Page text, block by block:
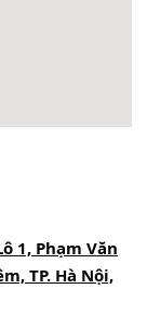
1, Phạm Văn
TP. Hà Nội,